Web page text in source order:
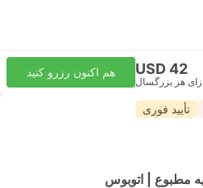
USD 42
هر بزرگسال
هم اکنون رزرو کنید
تأیید فوری
مطبوع | اتوبوس